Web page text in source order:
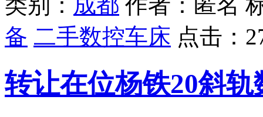
类别： 成都 作者：匿名
备 二手数控车床 点击：
转让在位杨铁20斜